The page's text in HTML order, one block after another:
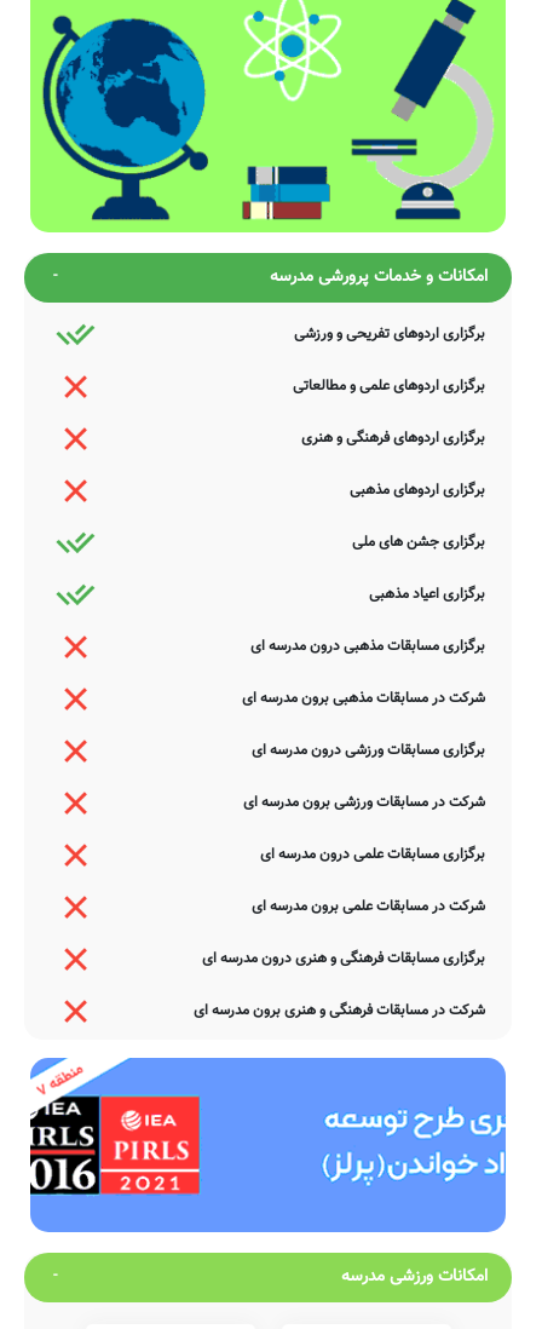
امکانات و خدمات پرورشی مدرسه
برگزاری اردوهای تفریحی و ورزشی
برگزاری اردوهای علمی و مطالعاتی
برگزاری اردوهای فرهنگی و هنری
برگزاری اردوهای مذهبی
برگزاری جشن های ملی
برگزاری اعیاد مذهبی
برگزاری مسابقات مذهبی درون مدرسه ای
شرکت در مسابقات مذهبی برون مدرسه ای
برگزاری مسابقات ورزشی درون مدرسه ای
شرکت در مسابقات ورزشی برون مدرسه ای
برگزاری مسابقات علمی درون مدرسه ای
شرکت در مسابقات علمی برون مدرسه ای
برگزاری مسابقات فرهنگی و هنری درون مدرسه ای
شرکت در مسابقات فرهنگی و هنری برون مدرسه ای
امکانات ورزشی مدرسه